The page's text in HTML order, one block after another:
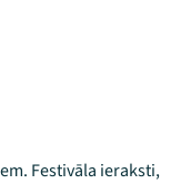
Festivāla ieraksti,